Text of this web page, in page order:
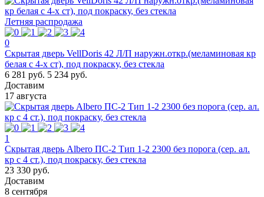
Летняя распродажа
0
Скрытая дверь VellDoris 42 Л/П наружн.откр.(меламиновая кр
белая с 4-х ст), под покраску, без стекла
6 281 руб. 5 234 руб.
Доставим
17 августа
1
Скрытая дверь Albero ПС-2 Тип 1-2 2300 без порога (сер. ал.
кр с 4 ст.), под покраску, без стекла
23 330 руб.
Доставим
8 сентября